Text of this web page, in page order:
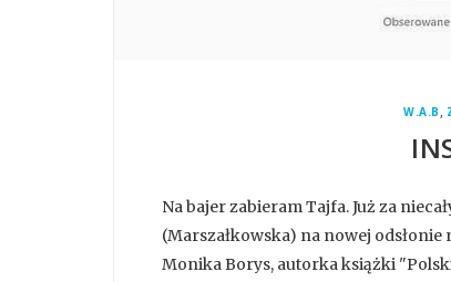
W.A.B ,
Na bajer zabieram Tajfa. Już za
(Marszałkowska) na nowej
Monika Borys, autorka książki